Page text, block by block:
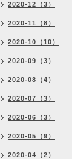
2020-12（3）
2020-11（8）
2020-10（10）
2020-09（3）
2020-08（4）
2020-07（3）
2020-06（3）
2020-05（9）
2020-04（2）